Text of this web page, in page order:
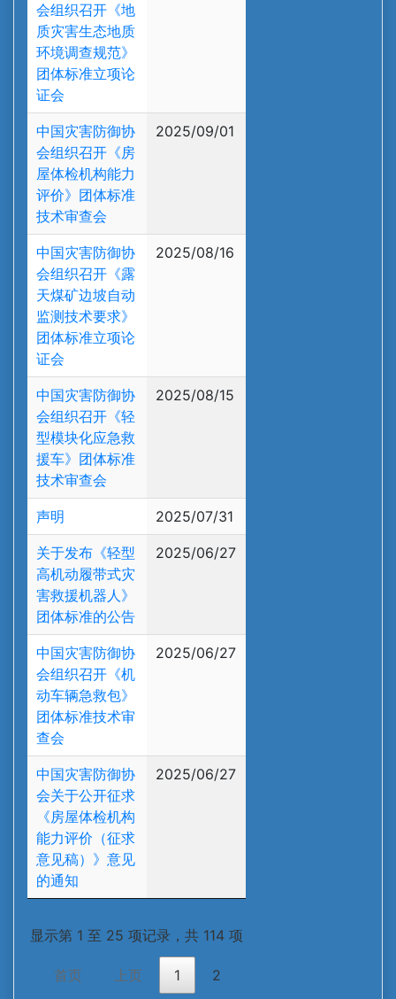
会组织召开《地
质灾害生态地质
环境调查规范》
团体标准立项论
证会
中国灾害防御协
会组织召开《房
屋体检机构能力
评价》团体标准
技术审查会
2025/09/01
中国灾害防御协
会组织召开《露
天煤矿边坡自动
监测技术要求》
团体标准立项论
证会
2025/08/16
中国灾害防御协
会组织召开《轻
型模块化应急救
援车》团体标准
技术审查会
2025/08/15
声明 2025/07/31
关于发布《轻型
高机动履带式灾
害救援机器人》
团体标准的公告
2025/06/27
中国灾害防御协
会组织召开《机
动车辆急救包》
团体标准技术审
查会
2025/06/27
中国灾害防御协
会关于公开征求
《房屋体检机构
能力评价（征求
意见稿）》意见
的通知
2025/06/27
显示第 1 至 25 项记录，共 114 项
首页 上页 1 2